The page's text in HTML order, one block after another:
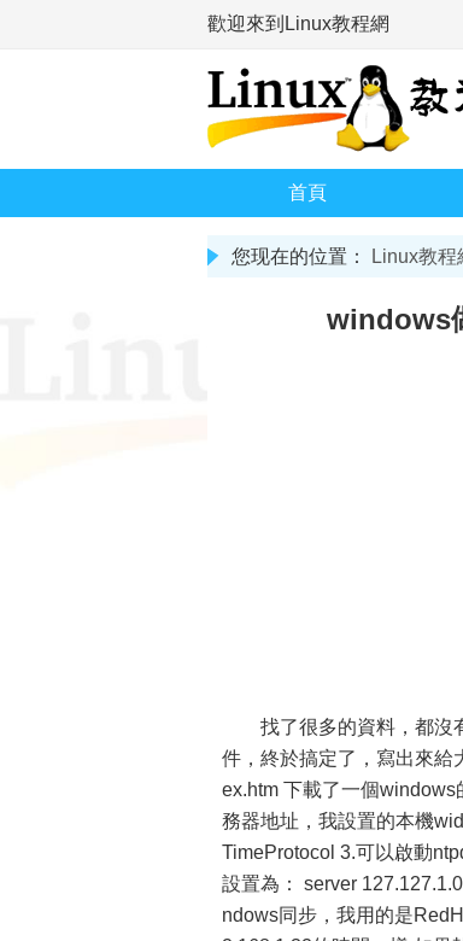
歡迎來到Linux教程網
首頁
您现在的位置： Linux教程
windows
找了很多的資料，都沒有
件，終於搞定了，寫出來給
ex.htm 下載了一個
務器地址，我設置的本機
TimeProtocol 3.可以啟動
設置為： server
ndows同步，我用的是